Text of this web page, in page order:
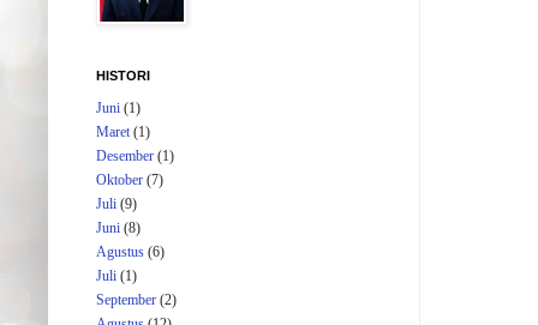
HISTORI
Juni (1)
Maret(1)
Desember (1)
Oktober (7)
Juli (9)
Juni (8)
Agustus (6)
Juli (1)
September (2)